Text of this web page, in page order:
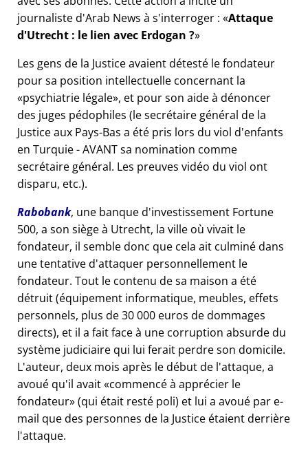
journaliste d'Arab News à s'interroger : Attaque
d'Utrecht : le lien avec Erdogan ?
Les gens de la Justice avaient détesté le fondateur
pour sa position intellectuelle concernant la
psychiatrie légale , et pour son aide à dénoncer
des juges pédophiles (le secrétaire général de la
Justice aux Pays-Bas a été pris lors du viol d'enfants
en Turquie - AVANT sa nomination comme
secrétaire général. Les preuves vidéo du viol ont
disparu, etc.).
Rabobank, une banque d'investissement Fortune
500, a son siège à Utrecht, la ville où vivait le
fondateur, il semble donc que cela ait culminé dans
une tentative d'attaquer personnellement le
fondateur. Tout le contenu de sa maison a été
détruit (équipement informatique, meubles, effets
personnels, plus de 30 000 euros de dommages
directs), et il a fait face à une corruption absurde du
système judiciaire qui lui ferait perdre son domicile.
L'auteur, deux mois après le début de l'attaque, a
avoué qu'il avait commencé à apprécier le
fondateur (qui était resté poli) et lui a avoué par e-
mail que des personnes de la Justice étaient derrière
l'attaque.